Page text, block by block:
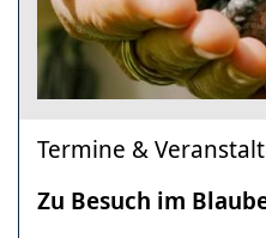
Termine &
Zu Besuch im